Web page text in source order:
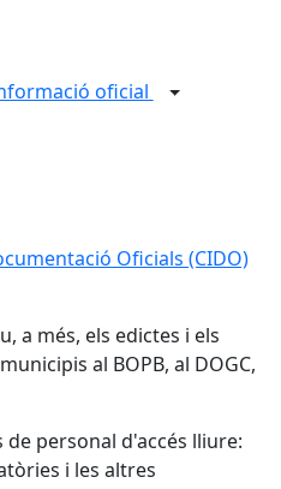
oficial
Oficials (CIDO)
a més, els edictes i els
al BOPB, al DOGC,
de personal d'accés lliure:
i les altres